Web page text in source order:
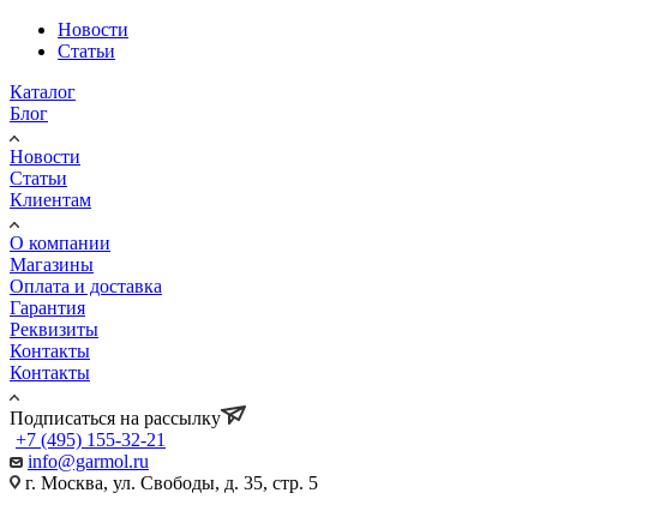
Новости
Статьи
Каталог
Блог
Новости
Статьи
Клиентам
О компании
Магазины
Оплата и доставка
Гарантия
Реквизиты
Контакты
Контакты
Подписаться на рассылку
+7 (495) 155-32-21
info@garmol.ru
г. Москва, ул. Свободы, д. 35, стр. 5